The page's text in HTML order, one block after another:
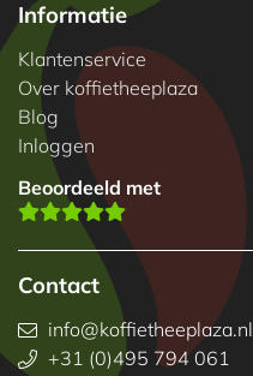
Informatie
Klantenservice
Over koffietheeplaza
Blog
Inloggen
Beoordeeld met
Contact
info@koffietheeplaza.nl
+31 (0)495 794 061